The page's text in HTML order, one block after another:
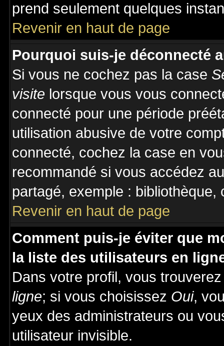
prend seulement quelques
Revenir en haut de page
Pourquoi suis-je déconnecté
Si vous ne cochez pas la case
visite lorsque vous vous
connecté pour une période
utilisation abusive de votre
connecté, cochez la case en
recommandé si vous accédez
partagé, exemple :
Revenir en haut de page
Comment puis-je éviter que
la liste des utilisateurs en
Dans votre profil, vous
ligne; si vous choisissez Oui,
yeux des administrateurs ou
utilisateur invisible.